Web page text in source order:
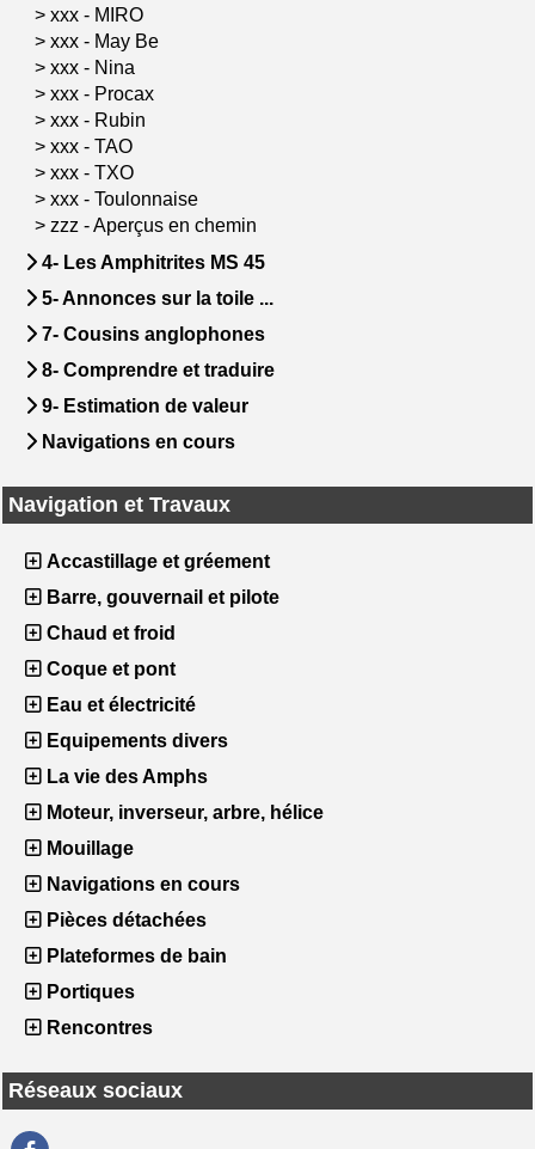
> xxx - MIRO
> xxx - May Be
> xxx - Nina
> xxx - Procax
> xxx - Rubin
> xxx - TAO
> xxx - TXO
> xxx - Toulonnaise
> zzz - Aperçus en chemin
4- Les Amphitrites MS 45
5- Annonces sur la toile ...
7- Cousins anglophones
8- Comprendre et traduire
9- Estimation de valeur
Navigations en cours
Navigation et Travaux
Accastillage et gréement
Barre, gouvernail et pilote
Chaud et froid
Coque et pont
Eau et électricité
Equipements divers
La vie des Amphs
Moteur, inverseur, arbre, hélice
Mouillage
Navigations en cours
Pièces détachées
Plateformes de bain
Portiques
Rencontres
Réseaux sociaux